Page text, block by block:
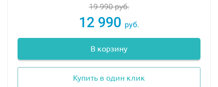
19 990руб.
12 990 руб.
В корзину
Купить в один клик